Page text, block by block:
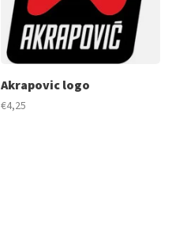
Akrapovic logo
€4,25